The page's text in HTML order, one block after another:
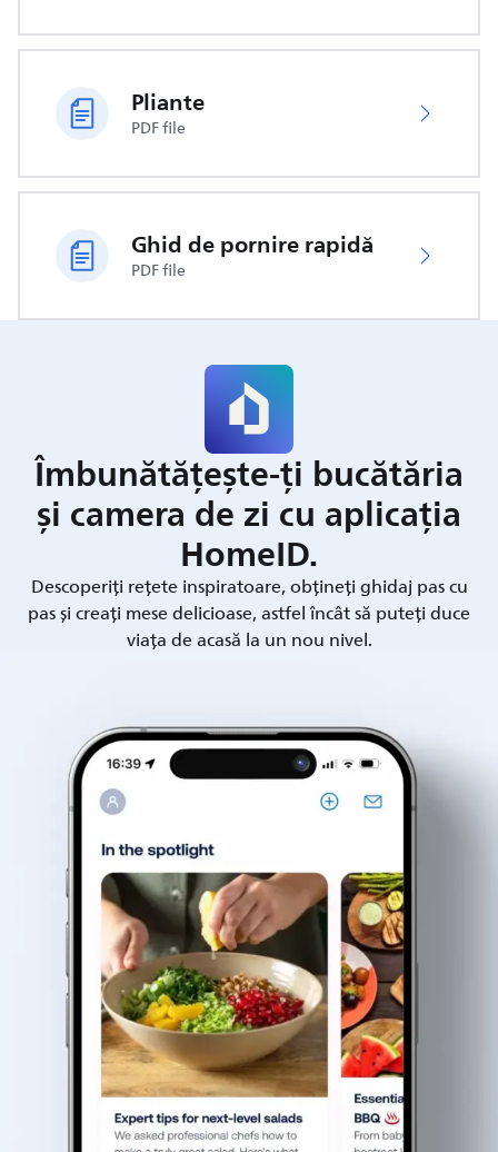
Pliante
PDF file
Ghid de pornire rapidă
PDF file
Îmbunătățește-ți bucătăria
și camera de zi cu aplicația
HomeID.
Descoperiți rețete inspiratoare, obțineți ghidaj pas cu
pas și creați mese delicioase, astfel încât să puteți duce
viața de acasă la un nou nivel.